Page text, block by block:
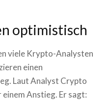
optimistisch
viele Krypto-Analysten
einen
Laut Analyst Crypto
Anstieg. Er sagt: